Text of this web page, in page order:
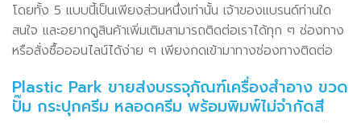
โดยทั้ง 5 แบบนี้เป็นเพียงส่วนหนึ่งเท่านั้น เจ้าของแบรนด์ท่านใด
สนใจ และอยากดูสินค้าเพิ่มเติมสามารถติดต่อเราได้ทุก ๆ ช่องทาง
หรือสั่งซื้อออนไลน์ได้ง่าย ๆ เพียงกดเข้ามาทางช่องทางติดต่อ
Plastic Park ขายส่งบรรจุภัณฑ์เครื่องสำอาง ขวด
ปั๊ม กระปุกครีม หลอดครีม พร้อมพิมพ์ไม่จำกัดสี